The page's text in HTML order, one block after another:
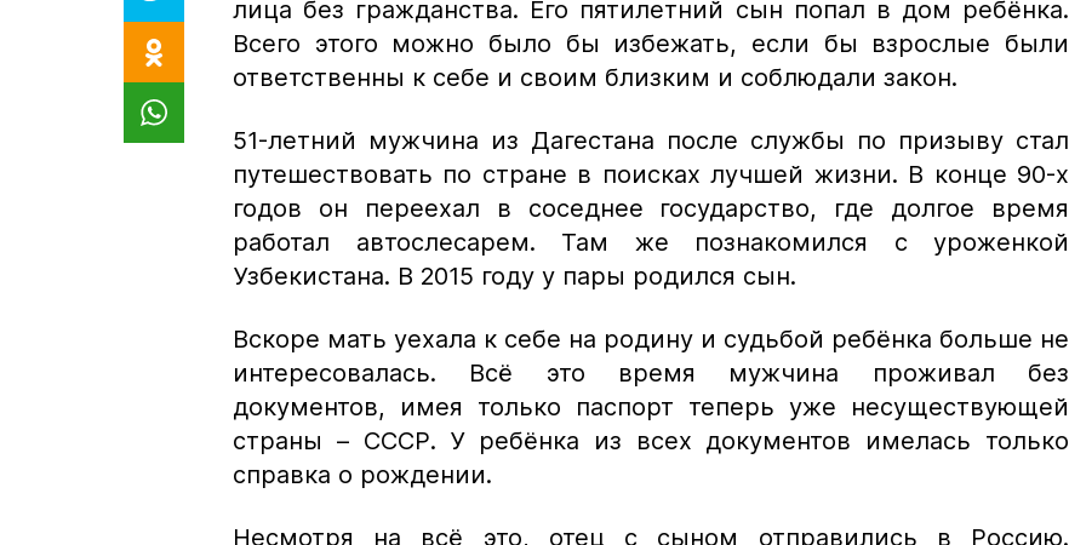
лица без гражданства. Его пятилетний сын попал в дом ребёнка.
Всего этого можно было бы избежать, если бы взрослые были
ответственны к себе и своим близким и соблюдали закон.
51-летний мужчина из Дагестана после службы по призыву стал
путешествовать по стране в поисках лучшей жизни. В конце 90-х
годов он переехал в соседнее государство, где долгое время
работал автослесарем. Там же познакомился с уроженкой
Узбекистана. В 2015 году у пары родился сын.
Вскоре мать уехала к себе на родину и судьбой ребёнка больше не
интересовалась. Всё это время мужчина проживал без
документов, имея только паспорт теперь уже несуществующей
страны – СССР. У ребёнка из всех документов имелась только
справка о рождении.
Несмотря на всё это, отец с сыном отправились в Россию.